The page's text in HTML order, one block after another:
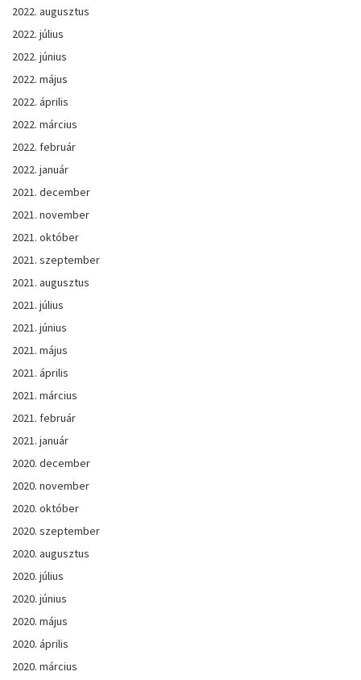
2022. augusztus
2022. július
2022. június
2022. május
2022. április
2022. március
2022. február
2022. január
2021. december
2021. november
2021. október
2021. szeptember
2021. augusztus
2021. július
2021. június
2021. május
2021. április
2021. március
2021. február
2021. január
2020. december
2020. november
2020. október
2020. szeptember
2020. augusztus
2020. július
2020. június
2020. május
2020. április
2020. március